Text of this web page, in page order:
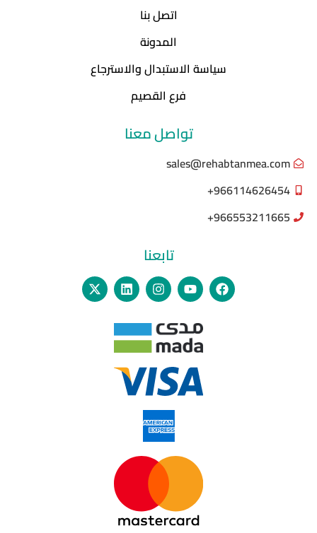
اتصل بنا
المدونة
سياسة الاستبدال والاسترجاع
فرع القصيم
تواصل معنا
sales@rehabtanmea.com
966114626454+
966553211665+
تابعنا